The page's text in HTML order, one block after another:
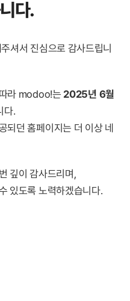
다.
셔서 진심으로 감사드립니
라 modoo!는 2025년 6월
다.
되던 홈페이지는 더 이상 네
깊이 감사드리며,
있도록 노력하겠습니다.